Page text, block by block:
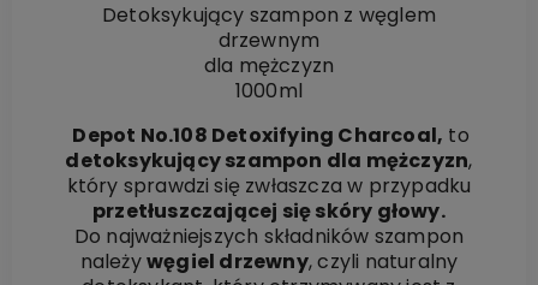
Detoksykujący szampon z węglem
drzewnym
dla mężczyzn
1000ml
Depot No.108 Detoxifying Charcoal, to
detoksykujący szampon dla mężczyzn,
który sprawdzi się zwłaszcza w przypadku
przetłuszczającej się skóry głowy.
Do najważniejszych składników szampon
należywęgiel drzewny, czyli naturalny